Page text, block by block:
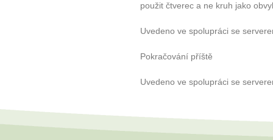
použit čtverec a ne kruh jako
Uvedeno ve spolupráci se
Pokračování příště
Uvedeno ve spolupráci se